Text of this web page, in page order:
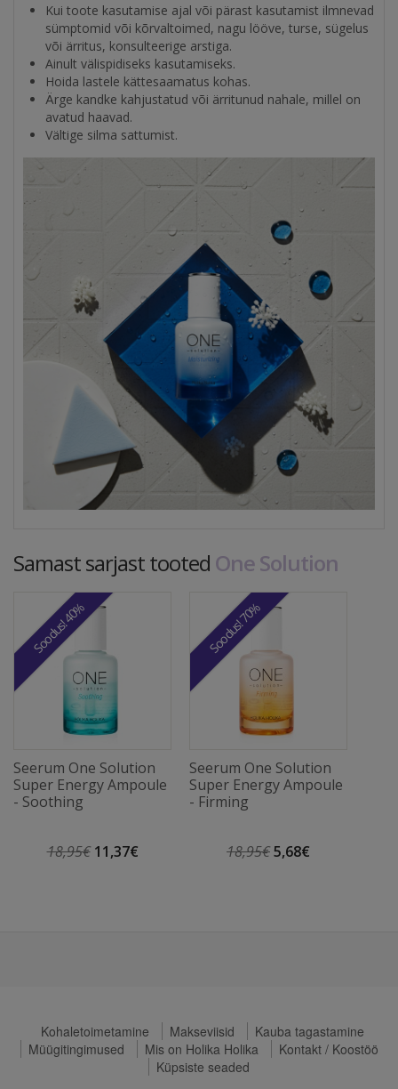
Kui toote kasutamise ajal või pärast kasutamist ilmnevad
sümptomid või kõrvaltoimed, nagu lööve, turse, sügelus
või ärritus, konsulteerige arstiga.
Ainult välispidiseks kasutamiseks.
Hoida lastele kättesaamatus kohas.
Ärge kandke kahjustatud või ärritunud nahale, millel on
avatud haavad.
Vältige silma sattumist.
Samast sarjast tooted One Solution
Soodus! 40%
Seerum One Solution
Super Energy Ampoule
- Soothing
18,95€11,37€
Soodus! 70%
Seerum One Solution
Super Energy Ampoule
- Firming
18,95€5,68€
Kohaletoimetamine Makseviisid
Kauba tagastamine
Müügitingimused
Mis on Holika Holika
Kontakt / Koostöö
Küpsiste seaded